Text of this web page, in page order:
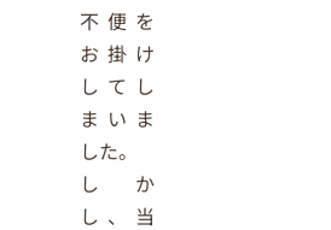
不便を
お掛け
してし
まいま
した。
しか
し、当